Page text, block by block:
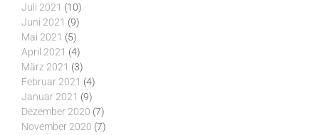
Juli 2021 (10)
Juni 2021 (9)
Mai 2021 (5)
April 2021 (4)
März 2021 (3)
Februar 2021 (4)
Januar 2021 (9)
Dezember 2020 (7)
November 2020 (7)